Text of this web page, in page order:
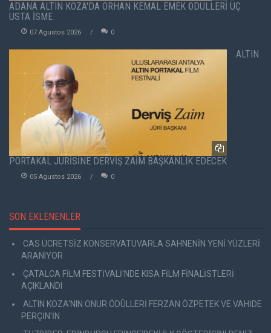
ADANA ALTIN KOZA'DA ORHAN KEMAL EMEK ÖDÜLLERİ ÜÇ
USTA İSME
07 Agustos 2026 0
ALTIN
PORTAKAL JÜRİSİNE DERVİŞ ZAİM BAŞKANLIK EDECEK
05 Agustos 2026 0
SON EKLENENLER
CAS ÜCRETSİZ KONSERVATUVARLA SAHNENİN YENİ YÜZLERİ
ARANIYOR
ÇATALCA FİLM FESTİVALİ'NDE KISA FİLM FİNALİSTLERİ
AÇIKLANDI
ALTIN KOZA'NIN ONUR ÖDÜLLERİ FERZAN ÖZPETEK VE VAHİDE
PERÇİN'İN